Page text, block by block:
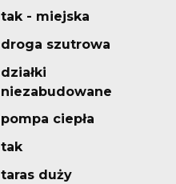
tak - miejska
droga szutrowa
działki
niezabudowane
pompa ciepła
tak
taras duży